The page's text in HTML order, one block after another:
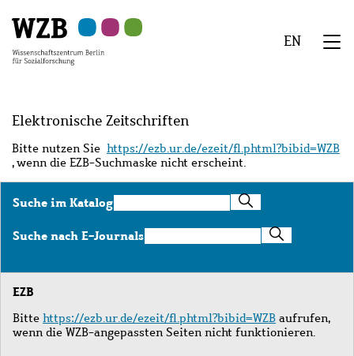
Hauptinhalt
springen
Navigation
springen
Suche
springen
Sekundärnavigation
springen
Fußzeile
springen
EN
Elektronische Zeitschriften
Bitte nutzen Sie https://ezb.ur.de/ezeit/fl.phtml?bibid=WZB
, wenn die EZB-Suchmaske nicht erscheint.
Suche im KatalogSuche
im
Katalog
Suche nach E-JournalsSuche
nach
Journals
EZB
Bitte https://ezb.ur.de/ezeit/fl.phtml?bibid=WZB aufrufen,
wenn die WZB-angepassten Seiten nicht funktionieren.